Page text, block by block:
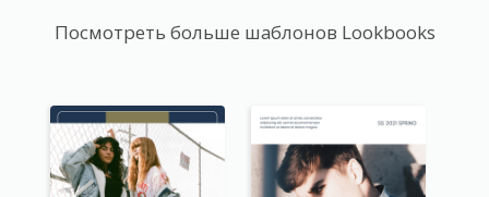
Посмотреть больше шаблонов Lookbooks